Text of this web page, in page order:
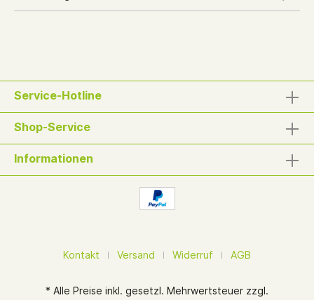
Service-Hotline
Shop-Service
Informationen
Kontakt Versand Widerruf AGB
* Alle Preise inkl. gesetzl. Mehrwertsteuer zzgl.